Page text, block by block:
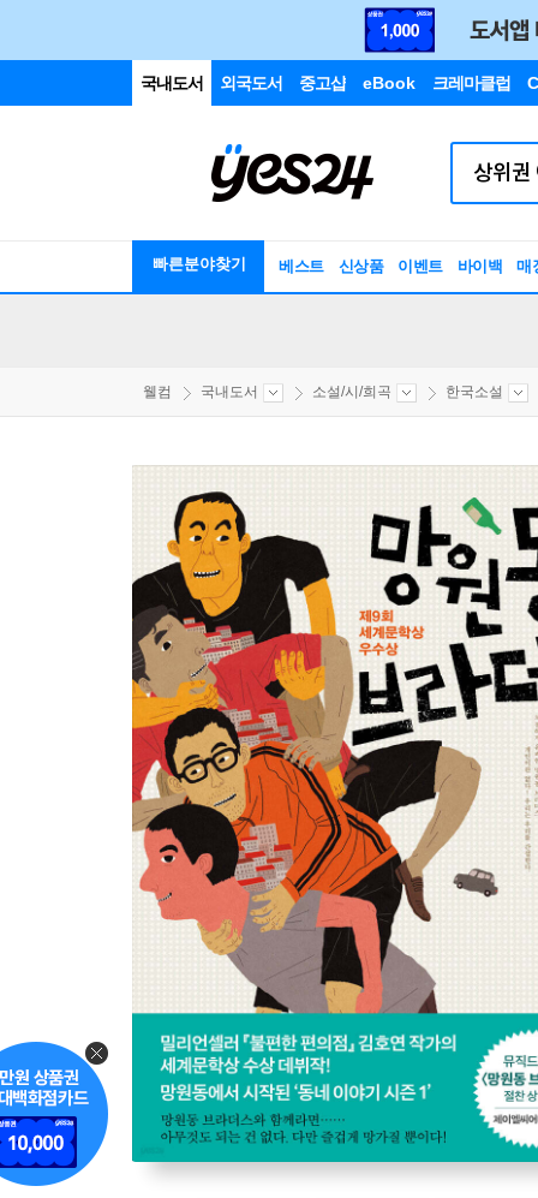
국내도서 외국도서 중고샵 eBook 크레마클럽
빠른분야찾기 베스트 신상품 이벤트 바이백 매
웰컴 국내도서 소설/시/희곡 한국소설